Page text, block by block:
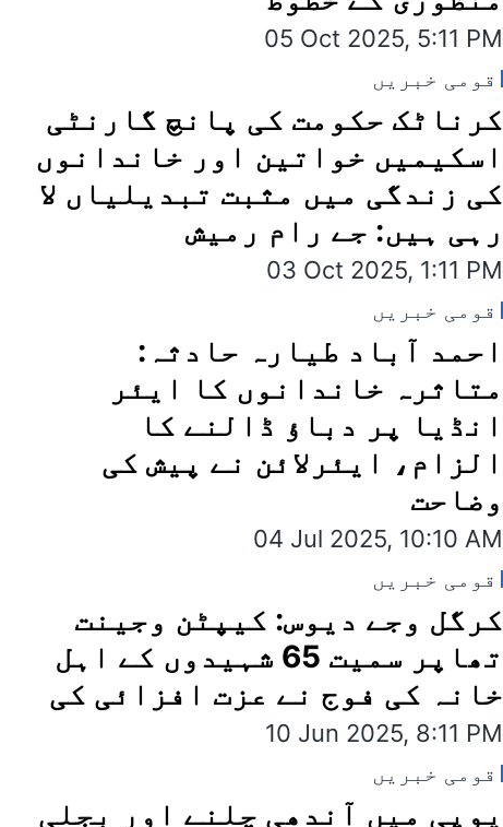
05 Oct 2025, 5:11 PM
قومی خبریں
کرناٹک حکومت کی پانچ گارنٹی
اسکیمیں خواتین اور خاندانوں
کی زندگی میں مثبت تبدیلیاں لا
رہی ہیں: جے رام رمیش
03 Oct 2025, 1:11 PM
قومی خبریں
احمد آباد طیارہ حادثہ:
متاثرہ خاندانوں کا ایئر
انڈیا پر دباؤ ڈالنے کا
الزام، ایئرلائن نے پیش کی
وضاحت
04 Jul 2025, 10:10 AM
قومی خبریں
کرگل وجے دیوس: کیپٹن وجینت
تھاپر سمیت 65 شہیدوں کے اہل
خانہ کی فوج نے عزت افزائی کی
10 Jun 2025, 8:11 PM
قومی خبریں
یوپی میں آندھی چلنے اور بجلی